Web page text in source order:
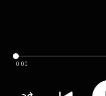
0:00